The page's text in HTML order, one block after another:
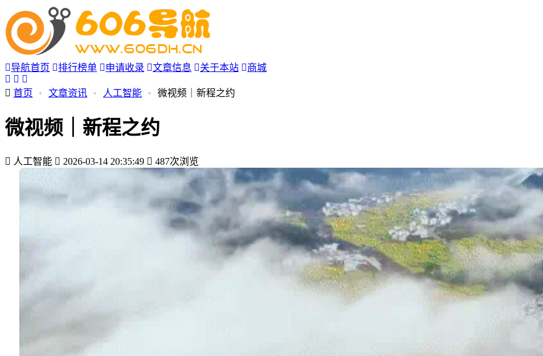
导航首页 排行榜单 申请收录 文章信息 关于本站 商城
首页 • 文章资讯 • 人工智能 • 微视频｜新程之约
微视频｜新程之约
人工智能 2026-03-14 20:35:49 487次浏览